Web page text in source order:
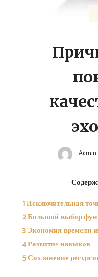
Admin
1Исключительная
2Большой выбор
3Экономия времени и
4Развитие навыков
5Сохранение